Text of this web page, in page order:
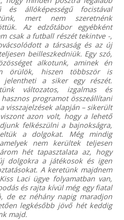
és állóképességű focistával
mert nem szeretnénk
Az edzőtábor egyébként
csak a futball részét tekintve -,
a társaság és az új
beilleszkedniük. Egy szó,
alkotunk, aminek én
örülök, hiszen többször is
jelentheti a siker egy részét.
változatos, izgalmas és
programot összeállítani
visszajelzések alapján – sikerült
azon volt, hogy a lehető
felkészülni a bajnokságra,
a dolgokat. Még mindig
nem kerültek teljesen
hét tapasztalata az, hogy
dolgokra a játékosok és igen
A keretünk majdnem
Laci ügye folyamatban van,
és rajta kívül még egy fiatal
de ez néhány napig maradjon
legkésőbb jövő hét keddig
majd.